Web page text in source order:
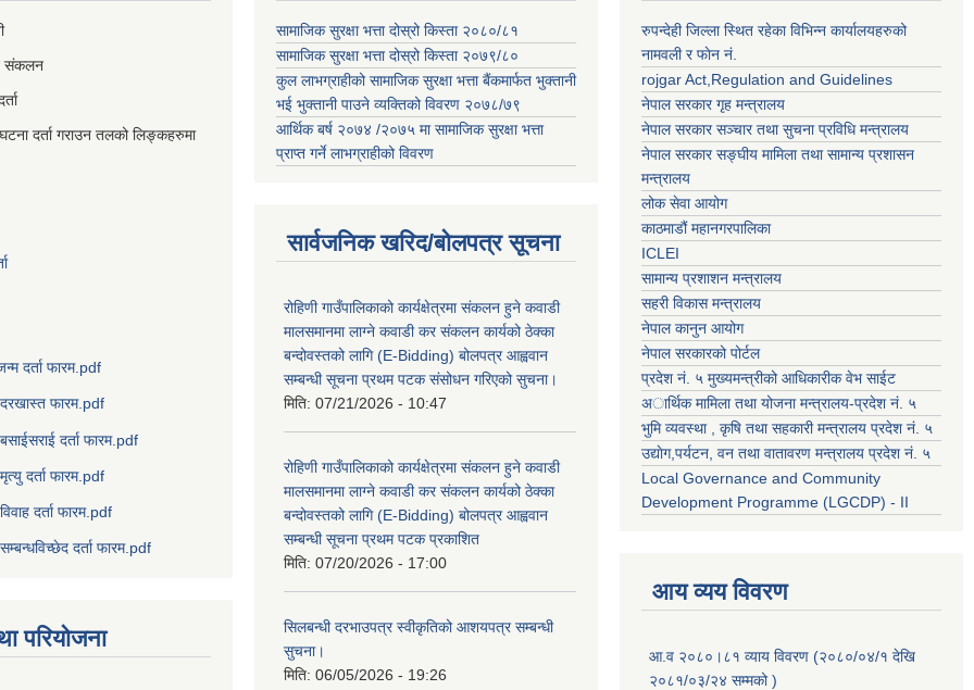
संकलन
दर्ता गराउन तलको लिङ्कहरुमा
दर्ता फारम.pdf
दरखास्त फारम.pdf
बसाईसराई दर्ता फारम.pdf
मृत्यु दर्ता फारम.pdf
विवाह दर्ता फारम.pdf
सम्बन्धविच्छेद दर्ता फारम.pdf
परियोजना
सामाजिक सुरक्षा भत्ता दोस्रो किस्ता २०८०/८१
सामाजिक सुरक्षा भत्ता दोस्रो किस्ता २०७९/८०
कुल लाभग्राहीको सामाजिक सुरक्षा भत्ता बैंकमार्फत भुक्तानी
भई भुक्तानी पाउने व्यक्तिको विवरण २०७८/७९
आर्थिक बर्ष २०७४ /२०७५ मा सामाजिक सुरक्षा भत्ता
प्राप्त गर्ने लाभग्राहीको विवरण
सार्वजनिक खरिद/बोलपत्र सूचना
रोहिणी गाउँपालिकाको कार्यक्षेत्रमा संकलन हुने कवाडी
मालसमानमा लाग्ने कवाडी कर संकलन कार्यको ठेक्का
बन्दोवस्तको लागि (E-Bidding) बोलपत्र आह्ववान
सम्बन्धी सूचना प्रथम पटक संसोधन गरिएको सुचना।
मिति: 07/21/2026 - 10:47
रोहिणी गाउँपालिकाको कार्यक्षेत्रमा संकलन हुने कवाडी
मालसमानमा लाग्ने कवाडी कर संकलन कार्यको ठेक्का
बन्दोवस्तको लागि (E-Bidding) बोलपत्र आह्ववान
सम्बन्धी सूचना प्रथम पटक प्रकाशित
मिति: 07/20/2026 - 17:00
सिलबन्धी दरभाउपत्र स्वीकृतिको आशयपत्र सम्बन्धी
सुचना।
मिति: 06/05/2026 - 19:26
रुपन्देही जिल्ला स्थित रहेका विभिन्न कार्यालयहरुको
नामवली र फाेन न‌ं.
rojgar Act,Regulation and Guidelines
नेपाल सरकार गृह मन्त्रालय
नेपाल सरकार सञ्चार तथा सुचना प्रविधि मन्त्रालय
नेपाल सरकार सङ्घीय मामिला तथा सामान्य प्रशासन
मन्त्रालय
लोक सेवा आयोग
काठमाडौं महानगरपालिका
ICLEI
सामान्य प्रशाशन मन्त्रालय
सहरी विकास मन्त्रालय
नेपाल कानुन आयोग
नेपाल सरकारको पोर्टल
प्रदेश नं. ५ मुख्यमन्त्रीको आधिकारीक वेभ साईट
अार्थिक मामिला तथा योजना मन्त्रालय-प्रदेश नं. ५
भुमि व्यवस्था , कृषि तथा सहकारी मन्त्रालय प्रदेश नं. ५
उद्याेग,पर्यटन, वन तथा वातावरण मन्त्रालय प्रदेश नं. ५
Local Governance and Community
Development Programme (LGCDP) - II
आय व्यय विवरण
आ.व २०८०।८१ व्याय विवरण (२०८०/०४/१ देखि
२०८१/०३/२४ सम्मको )